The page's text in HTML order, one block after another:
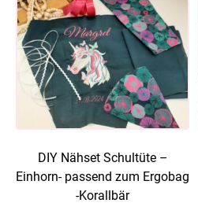
DIY Nähset Schultüte –
Einhorn- passend zum Ergobag
-Korallbär